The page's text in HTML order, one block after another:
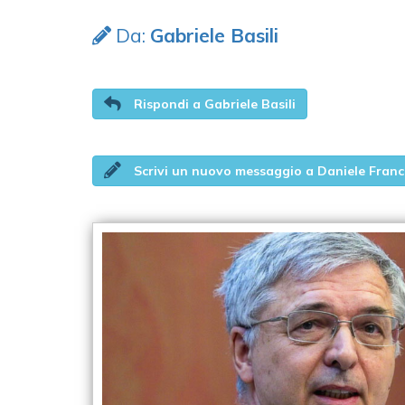
Da: Gabriele Basili
Rispondi a Gabriele Basili
Scrivi un nuovo messaggio a Daniele